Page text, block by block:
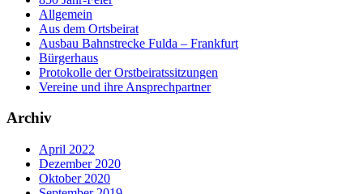
Allgemein
Aus dem Ortsbeirat
Ausbau Bahnstrecke Fulda – Frankfurt
Bürgerhaus
Protokolle der Orstbeiratssitzungen
Vereine und ihre Ansprechpartner
Archiv
April 2022
Dezember 2020
Oktober 2020